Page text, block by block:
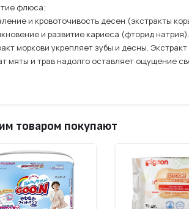
флюса;
и кровоточивость десен (экстракты
и развитие кариеса (фторид натрия).
моркови укрепляет зубы и десны.
мяты и трав надолго оставляет ощущение
товаром покупают